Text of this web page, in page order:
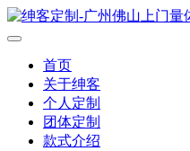
首页
关于绅客
个人定制
团体定制
款式介绍